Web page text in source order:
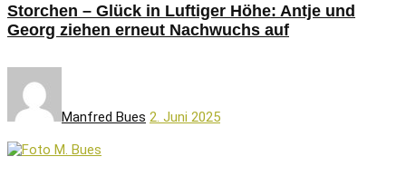
Storchen – Glück in Luftiger Höhe: Antje und
Georg ziehen erneut Nachwuchs auf
Manfred Bues 2. Juni 2025